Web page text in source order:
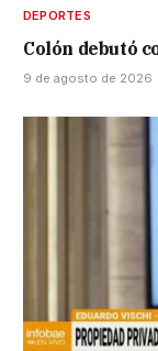
DEPORTES
Colón debutó
9 de agosto de 2026